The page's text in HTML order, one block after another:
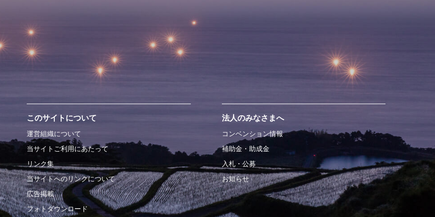
このサイトについて
運営組織について
当サイトご利用にあたって
リンク集
当サイトへのリンクについて
広告掲載
フォトダウンロード
法人のみなさまへ
コンベンション情報
補助金・助成金
入札・公募
お知らせ